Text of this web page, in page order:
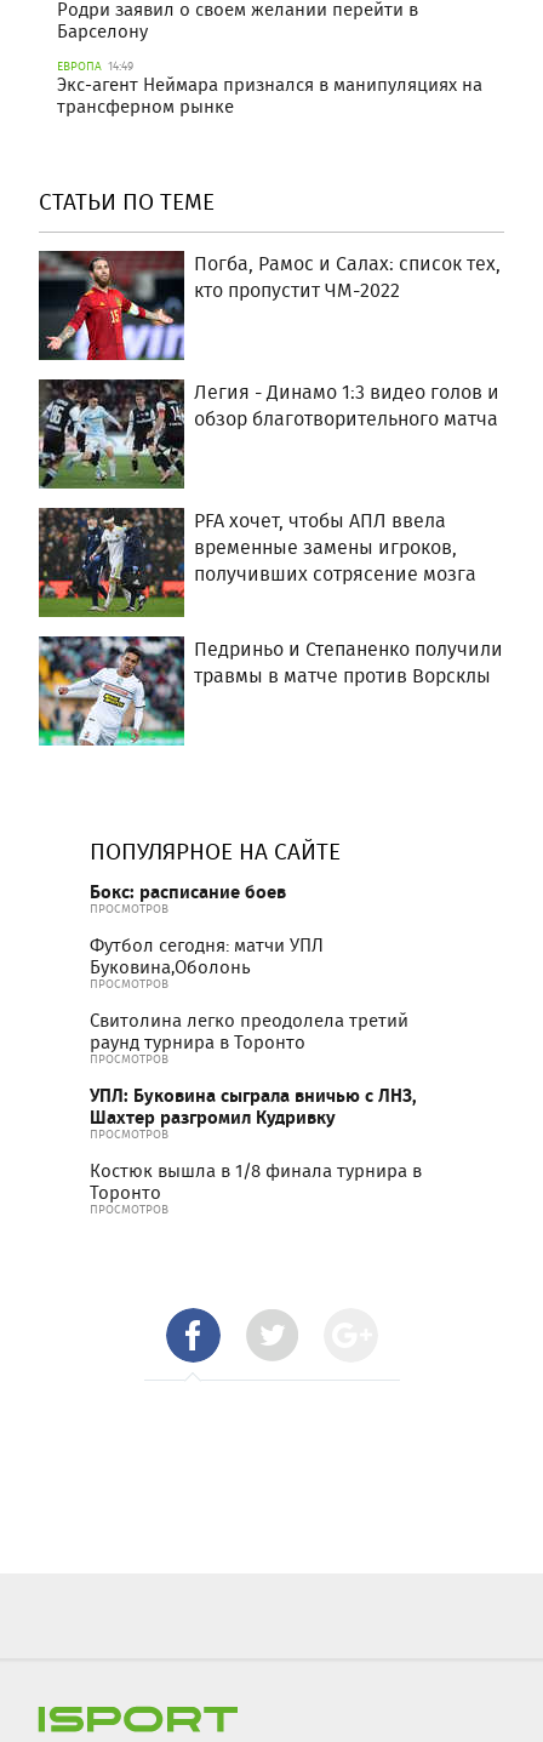
Родри заявил о своем желании перейти в
Барселону
ЕВРОПА 14:49
Экс-агент Неймара признался в манипуляциях на
трансферном рынке
СТАТЬИ ПО ТЕМЕ
Погба, Рамос и Салах: список тех,
кто пропустит ЧМ-2022
Легия - Динамо 1:3 видео голов и
обзор благотворительного матча
PFA хочет, чтобы АПЛ ввела
временные замены игроков,
получивших сотрясение мозга
Педриньо и Степаненко получили
травмы в матче против Ворсклы
ПОПУЛЯРНОЕ НА САЙТЕ
Бокс: расписание боев
ПРОСМОТРОВ
Футбол сегодня: матчи УПЛ
Буковина,Оболонь
ПРОСМОТРОВ
Свитолина легко преодолела третий
раунд турнира в Торонто
ПРОСМОТРОВ
УПЛ: Буковина сыграла вничью с ЛНЗ,
Шахтер разгромил Кудривку
ПРОСМОТРОВ
Костюк вышла в 1/8 финала турнира в
Торонто
ПРОСМОТРОВ